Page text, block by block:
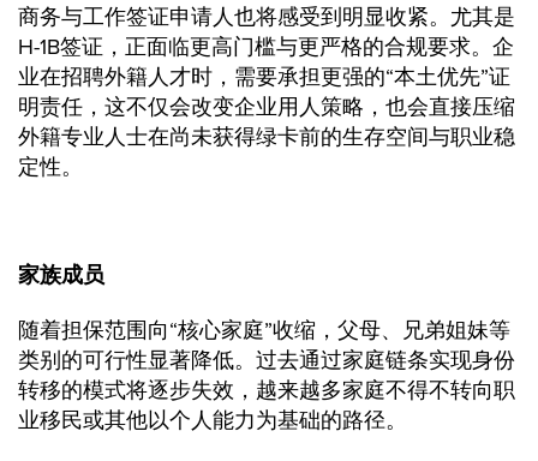
商务与工作签证申请人也将感受到明显收紧。尤其是
H-1B签证，正面临更高门槛与更严格的合规要求。企
业在招聘外籍人才时，需要承担更强的“本土优先”证
明责任，这不仅会改变企业用人策略，也会直接压缩
外籍专业人士在尚未获得绿卡前的生存空间与职业稳
定性。
家族成员
随着担保范围向“核心家庭”收缩，父母、兄弟姐妹等
类别的可行性显著降低。过去通过家庭链条实现身份
转移的模式将逐步失效，越来越多家庭不得不转向职
业移民或其他以个人能力为基础的路径。